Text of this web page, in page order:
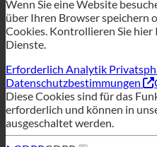
erforderlich und können in
ausgeschaltet werden.
GDPRGDPR
Um den GDPR-Service auf
verwenden wir die folgenden
wordpress_gdpr_erste_zeit